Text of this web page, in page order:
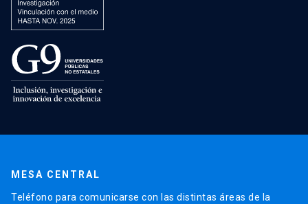
MESA CENTRAL
Teléfono para comunicarse con las distintas áreas de la